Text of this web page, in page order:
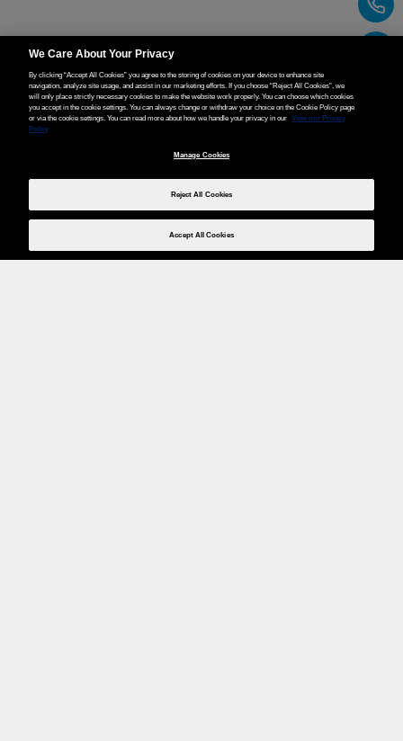
We Care About Your Privacy
By clicking “Accept All Cookies” you agree to the storing of cookies on your device to enhance site
navigation, analyze site usage, and assist in our marketing efforts. If you choose “Reject All Cookies”, we
will only place strictly necessary cookies to make the website work properly. You can choose which cookies
you accept in the cookie settings. You can always change or withdraw your choice on the Cookie Policy page
or via the cookie settings. You can read more about how we handle your privacy in our
View our Privacy
Policy
Manage Cookies
Reject All Cookies
Accept All Cookies